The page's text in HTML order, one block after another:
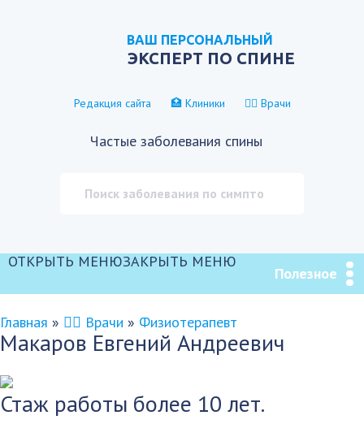
ВАШ ПЕРСОНАЛЬНЫЙ
ЭКСПЕРТ ПО СПИНЕ
Редакция сайта 🏥 Клиники 👨‍⚕️ Врачи
Частые заболевания спины
ОТКРЫТЬ МЕНЮЗАКРЫТЬ МЕНЮ
Полезное
Главная » 👨‍⚕️ Врачи » Физиотерапевт
Макаров Евгений Андреевич
Стаж работы более 10 лет.